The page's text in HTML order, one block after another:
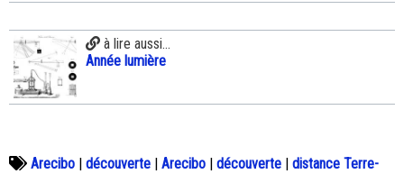
à lire aussi...
Année lumière
Arecibo | découverte | Arecibo | découverte | distance Terre-